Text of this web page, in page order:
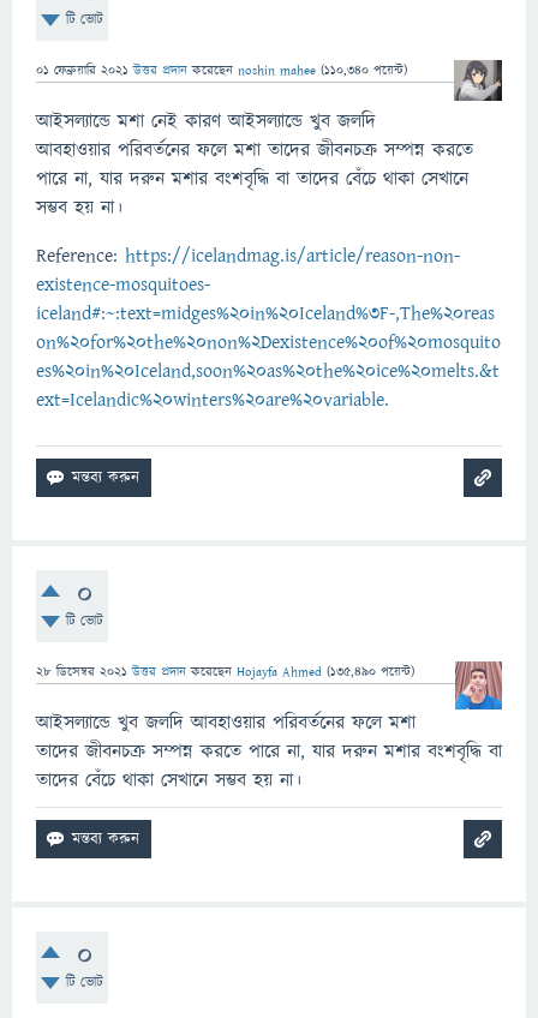
টি ভোট
01 ফেব্রুয়ারি 2021 উত্তর প্রদান করেছেন noshin mahee (110,340 পয়েন্ট)
আইসল্যান্ডে মশা নেই কারণ আইসল্যান্ডে খুব জলদি
আবহাওয়ার পরিবর্তনের ফলে মশা তাদের জীবনচক্র সম্পন্ন করতে
পারে না, যার দরুন মশার বংশবৃদ্ধি বা তাদের বেঁচে থাকা সেখানে
সম্ভব হয় না।
Reference: https://icelandmag.is/article/reason-non-
existence-mosquitoes-
iceland#:~:text=midges%20in%20Iceland%3F-,The%20reas
on%20for%20the%20non%2Dexistence%20of%20mosquito
es%20in%20Iceland,soon%20as%20the%20ice%20melts.&t
ext=Icelandic%20winters%20are%20variable.
0
টি ভোট
28 ডিসেম্বর 2021 উত্তর প্রদান করেছেন Hojayfa Ahmed (135,490 পয়েন্ট)
আইসল্যান্ডে খুব জলদি আবহাওয়ার পরিবর্তনের ফলে মশা
তাদের জীবনচক্র সম্পন্ন করতে পারে না, যার দরুন মশার বংশবৃদ্ধি বা
তাদের বেঁচে থাকা সেখানে সম্ভব হয় না।
0
টি ভোট